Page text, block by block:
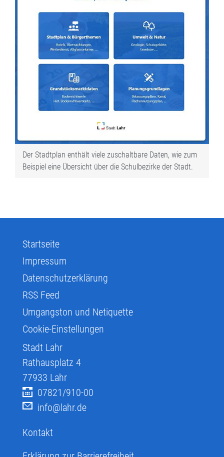
Der Stadtplan enthält viele zuschaltbare Daten, wie zum
Beispiel eine Übersicht über die Schulbezirke der Stadt.
Startseite
Impressum
Datenschutzerklärung
RSS Feed
Umgangston und Netiquette
Cookie-Einstellungen
Stadt Lahr
Rathausplatz 4
77933 Lahr
07821/910-00
info@lahr.de
Kontakt